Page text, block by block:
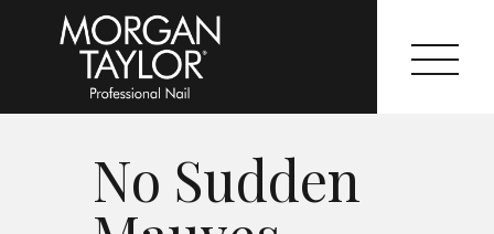
No Sudden
Morgan Taylor®